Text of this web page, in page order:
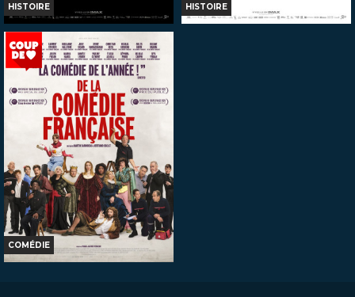
HISTOIRE
LA BATAILLE DE GAULLE -
PARTIE 1...
Horaires et Infos
Bande-annonce
Réservation
AVERT. TOUT PUBLIC
VF
HISTOIRE
COMÉDIE